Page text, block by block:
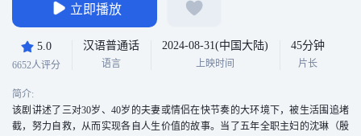
立即播放
5.0
6652人评分
汉语普通话
语言
2024-08-31(中国大陆)
上映时间
45分钟
片长
简介:
该剧讲述了三对30岁、40岁的夫妻或情侣在快节奏的大环境下，被生活围追堵
截，努力自救，从而实现各自人生价值的故事。当了五年全职主妇的沈琳（殷